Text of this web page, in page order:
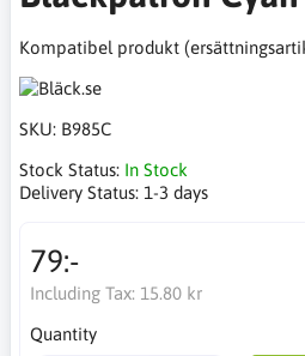
Kompatibel produkt
SKU: B985C
Stock Status: In Stock
Delivery Status: 1-3 days
79:-
Including Tax: 15.80 kr
Quantity